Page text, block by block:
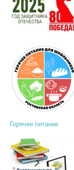
Горячее питание